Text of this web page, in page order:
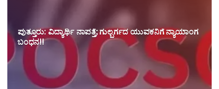
ಪುತ್ತೂರು: ವಿದ್ಯಾರ್ಥಿ ನಾಪತ್ತೆ; ಗುಲ್ಬರ್ಗದ ಯುವಕನಿಗೆ ನ್ಯಾಯಾಂಗ
ಬಂಧನ!!